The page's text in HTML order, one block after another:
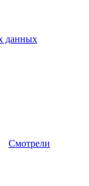
данных
Смотрели